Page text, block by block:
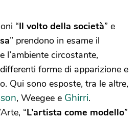
“Il volto della società” e
” prendono in esame il
l’ambiente circostante,
forme di apparizione e
Qui sono esposte, tra le altre,
, Weegee e Ghirri.
“L’artista come modello”